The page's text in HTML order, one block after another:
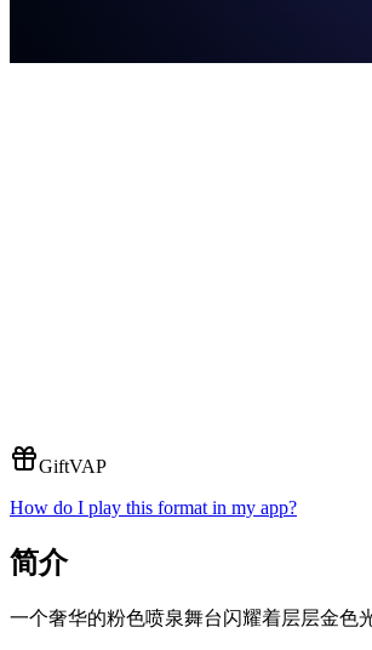
GiftVAP
How do I play this format in my app?
简介
一个奢华的粉色喷泉舞台闪耀着层层金色